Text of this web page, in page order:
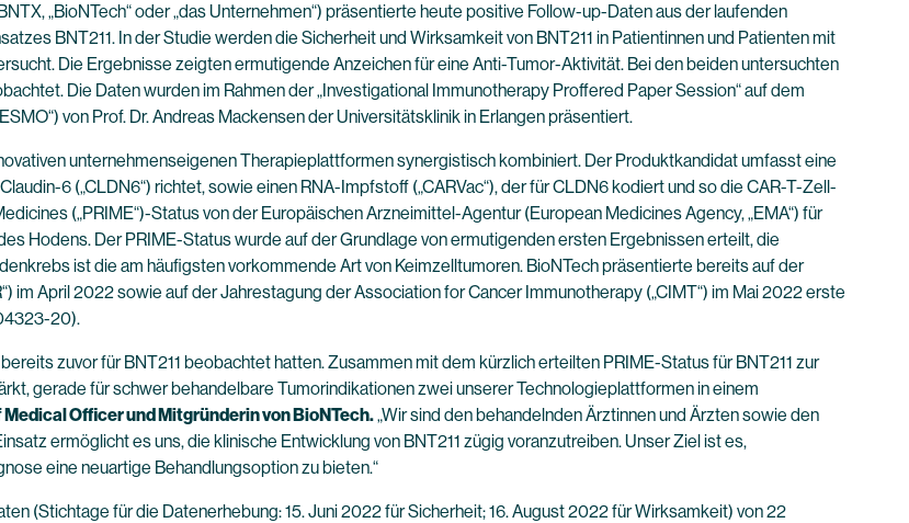
„BioNTech“ oder „das Unternehmen“) präsentierte heute positive Follow-up-Daten aus der laufenden
BNT211. In der Studie werden die Sicherheit und Wirksamkeit von BNT211 in Patientinnen und Patienten mit
Die Ergebnisse zeigten ermutigende Anzeichen für eine Anti-Tumor-Aktivität. Bei den beiden untersuchten
Die Daten wurden im Rahmen der „Investigational Immunotherapy Proffered Paper Session“ auf dem
von Prof. Dr. Andreas Mackensen der Universitätsklinik in Erlangen präsentiert.
unternehmenseigenen Therapieplattformen synergistisch kombiniert. Der Produktkandidat umfasst eine
6 („CLDN6“) richtet, sowie einen RNA-Impfstoff („CARVac“), der für CLDN6 kodiert und so die CAR-T-Zell-
(„PRIME“)-Status von der Europäischen Arzneimittel-Agentur (European Medicines Agency, „EMA“) für
Hodens. Der PRIME-Status wurde auf der Grundlage von ermutigenden ersten Ergebnissen erteilt, die
ist die am häufigsten vorkommende Art von Keimzelltumoren. BioNTech präsentierte bereits auf der
im April 2022 sowie auf der Jahrestagung der Association for Cancer Immunotherapy („CIMT“) im Mai 2022 erste
20).
zuvor für BNT211 beobachtet hatten. Zusammen mit dem kürzlich erteilten PRIME-Status für BNT211 zur
gerade für schwer behandelbare Tumorindikationen zwei unserer Technologieplattformen in einem
Medical Officer und Mitgründerin von BioNTech.„Wir sind den behandelnden Ärztinnen und Ärzten sowie den
ermöglicht es uns, die klinische Entwicklung von BNT211 zügig voranzutreiben. Unser Ziel ist es,
eine neuartige Behandlungsoption zu bieten.“
(Stichtage für die Datenerhebung: 15. Juni 2022 für Sicherheit; 16. August 2022 für Wirksamkeit) von 22